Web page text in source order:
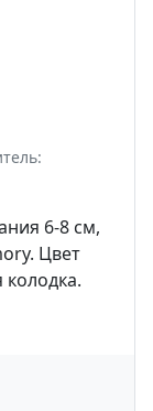
6-8 см,
Цвет